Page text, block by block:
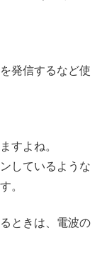
発信するなど使
すよね。
しているような
。
ときは、電波の